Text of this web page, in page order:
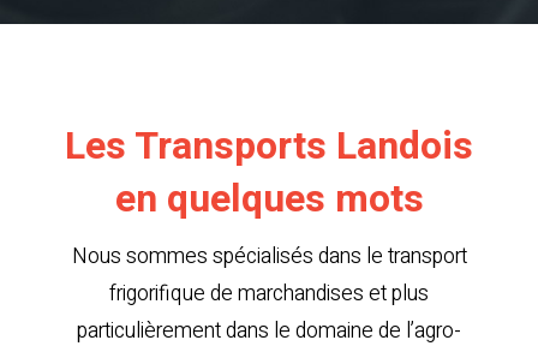
Les Transports Landois
en quelques mots
Nous sommes spécialisés dans le transport
frigorifique de marchandises et plus
particulièrement dans le domaine de l’agro-